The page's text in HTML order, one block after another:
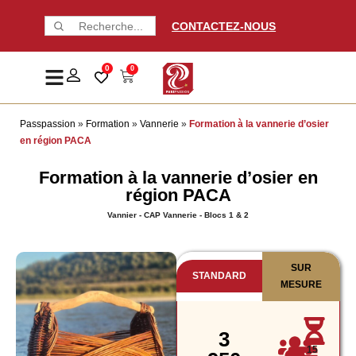
CONTACTEZ-NOUS
0 0
Passpassion » Formation » Vannerie » Formation à la vannerie d’osier
en région PACA
Formation à la vannerie d’osier en
région PACA
Vannier - CAP Vannerie - Blocs 1 & 2
STANDARD
SUR
MESURE
3
15